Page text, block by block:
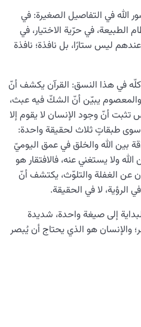
في التفاصيل الصغيرة: في
الطبيعة، في حرّية الاختيار، في
ليس ستارًا، بل نافذة؛ نافذة
في هذا النسق: القرآن يكشف أنّ
والمعصوم يبيّن أنّ الشكّ فيه عبث،
أنّ وجود الإنسان لا يقوم إلا
طبقاتٍ ثلاث لحقيقة واحدة:
بين الله والخلق في عمق اليوميّ
ولا يستغني عنه، فالافتقار هو
عن الغفلة والتلوّث، يكتشف أنّ
الرؤية، لا في الحقيقة.
إلى صيغة واحدة، شديدة
والإنسان هو الذي يحتاج أن يُبصر